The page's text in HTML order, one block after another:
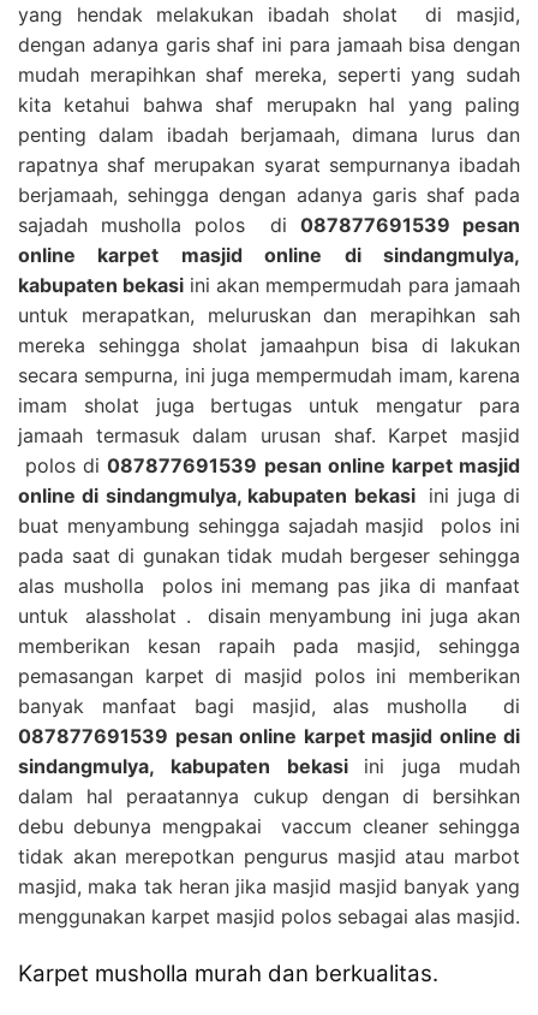
yang hendak melakukan ibadah sholat di masjid,
dengan adanya garis shaf ini para jamaah bisa dengan
mudah merapihkan shaf mereka, seperti yang sudah
kita ketahui bahwa shaf merupakn hal yang paling
penting dalam ibadah berjamaah, dimana lurus dan
rapatnya shaf merupakan syarat sempurnanya ibadah
berjamaah, sehingga dengan adanya garis shaf pada
sajadah musholla polos di087877691539 pesan
online karpet masjid online di sindangmulya,
kabupaten bekasi ini akan mempermudah para jamaah
untuk merapatkan, meluruskan dan merapihkan sah
mereka sehingga sholat jamaahpun bisa di lakukan
secara sempurna, ini juga mempermudah imam, karena
imam sholat juga bertugas untuk mengatur para
jamaah termasuk dalam urusan shaf. Karpet masjid
polos di087877691539 pesan online karpet masjid
online di sindangmulya, kabupaten bekasi ini juga di
buat menyambung sehingga sajadah masjid polos ini
pada saat di gunakan tidak mudah bergeser sehingga
alas musholla polos ini memang pas jika di manfaat
untuk alassholat . disain menyambung ini juga akan
memberikan kesan rapaih pada masjid, sehingga
pemasangan karpet di masjid polos ini memberikan
banyak manfaat bagi masjid, alas musholla di
087877691539 pesan online karpet masjid online di
sindangmulya, kabupaten bekasi ini juga mudah
dalam hal peraatannya cukup dengan di bersihkan
debu debunya mengpakai vaccum cleaner sehingga
tidak akan merepotkan pengurus masjid atau marbot
masjid, maka tak heran jika masjid masjid banyak yang
menggunakan karpet masjid polos sebagai alas masjid.
Karpet musholla murah dan berkualitas.